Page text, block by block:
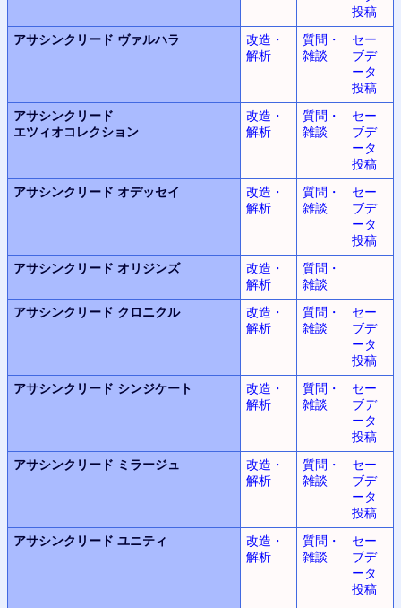
投稿
アサシンクリード ヴァルハラ
改造・
解析
質問・
雑談
セー
ブデ
ータ
投稿
アサシンクリード
エツィオコレクション
改造・
解析
質問・
雑談
セー
ブデ
ータ
投稿
アサシンクリード オデッセイ
改造・
解析
質問・
雑談
セー
ブデ
ータ
投稿
アサシンクリード オリジンズ
改造・
解析
質問・
雑談
アサシンクリード クロニクル
改造・
解析
質問・
雑談
セー
ブデ
ータ
投稿
アサシンクリード シンジケート
改造・
解析
質問・
雑談
セー
ブデ
ータ
投稿
アサシンクリード ミラージュ
改造・
解析
質問・
雑談
セー
ブデ
ータ
投稿
アサシンクリード ユニティ
改造・
解析
質問・
雑談
セー
ブデ
ータ
投稿